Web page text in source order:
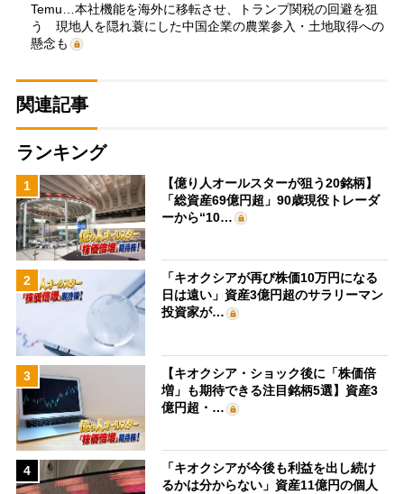
Temu…本社機能を海外に移転させ、トランプ関税の回避を狙
う 現地人を隠れ蓑にした中国企業の農業参入・土地取得への
懸念も
関連記事
ランキング
1
【億り人オールスターが狙う20銘柄】
「総資産69億円超」90歳現役トレーダ
ーから“10…
2
「キオクシアが再び株価10万円になる
日は遠い」資産3億円超のサラリーマン
投資家が…
3
【キオクシア・ショック後に「株価倍
増」も期待できる注目銘柄5選】資産3
億円超・…
4
「キオクシアが今後も利益を出し続け
るかは分からない」資産11億円の個人